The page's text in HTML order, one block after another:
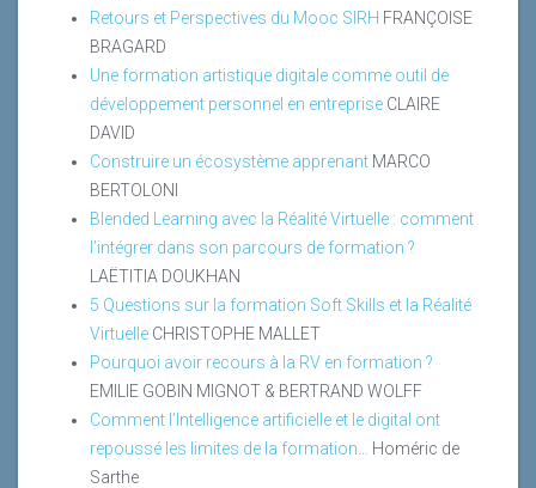
Retours et Perspectives du Mooc SIRH FRANÇOISE
BRAGARD
Une formation artistique digitale comme outil de
développement personnel en entreprise CLAIRE
DAVID
Construire un écosystème apprenant MARCO
BERTOLONI
Blended Learning avec la Réalité Virtuelle : comment
l’intégrer dans son parcours de formation ?
LAËTITIA DOUKHAN
5 Questions sur la formation Soft Skills et la Réalité
Virtuelle CHRISTOPHE MALLET
Pourquoi avoir recours à la RV en formation ?
EMILIE GOBIN MIGNOT & BERTRAND WOLFF
Comment l’Intelligence artificielle et le digital ont
repoussé les limites de la formation...
Homéric de
Sarthe